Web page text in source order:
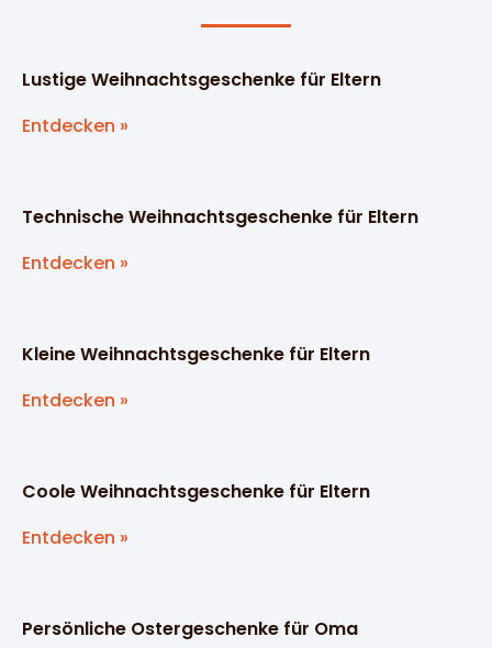
Lustige Weihnachtsgeschenke für Eltern
Entdecken »
Technische Weihnachtsgeschenke für Eltern
Entdecken »
Kleine Weihnachtsgeschenke für Eltern
Entdecken »
Coole Weihnachtsgeschenke für Eltern
Entdecken »
Persönliche Ostergeschenke für Oma